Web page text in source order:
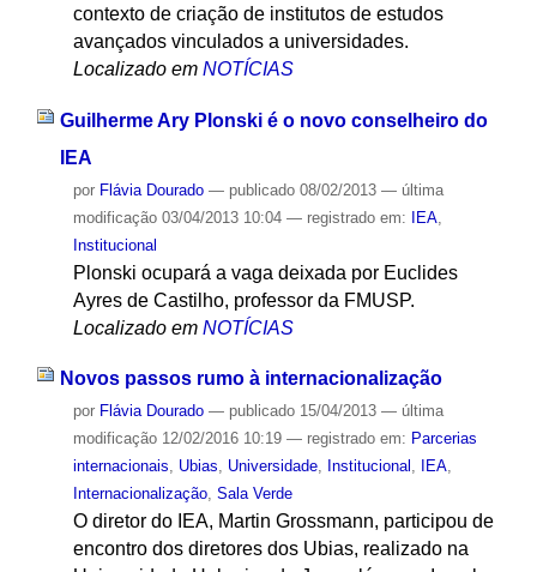
contexto de criação de institutos de estudos
avançados vinculados a universidades.
Localizado em NOTÍCIAS
Guilherme Ary Plonski é o novo conselheiro do
IEA
por Flávia Dourado — publicado08/02/2013 — última
modificação03/04/2013 10:04 — registrado em: IEA,
Institucional
Plonski ocupará a vaga deixada por Euclides
Ayres de Castilho, professor da FMUSP.
Localizado em NOTÍCIAS
Novos passos rumo à internacionalização
por Flávia Dourado — publicado15/04/2013 — última
modificação12/02/2016 10:19 — registrado em: Parcerias
internacionais, Ubias, Universidade, Institucional , IEA,
Internacionalização, Sala Verde
O diretor do IEA, Martin Grossmann, participou de
encontro dos diretores dos Ubias, realizado na